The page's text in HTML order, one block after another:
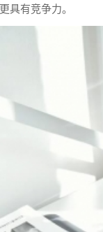
具有竞争力。